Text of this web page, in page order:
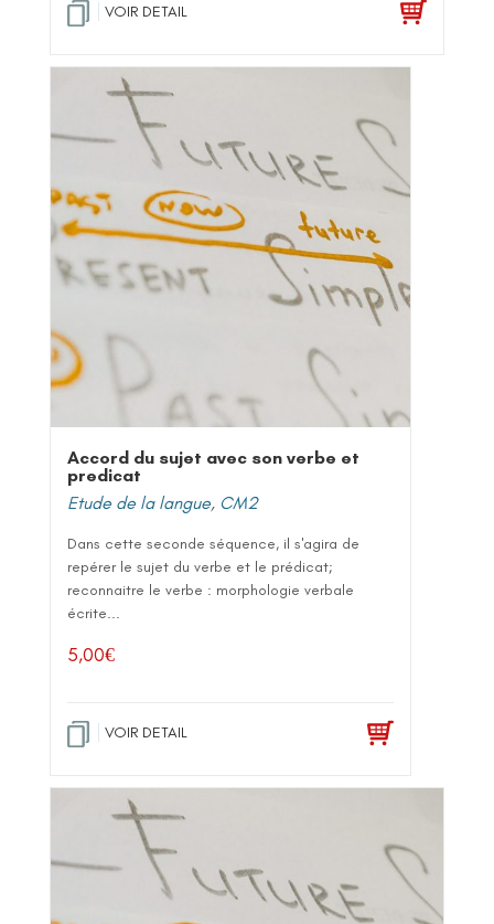
VOIR DETAIL
Accord du sujet avec son verbe et
predicat
Etude de la langue, CM2
Dans cette seconde séquence, il s'agira de
repérer le sujet du verbe et le prédicat;
reconnaitre le verbe : morphologie verbale
écrite...
5,00€
VOIR DETAIL